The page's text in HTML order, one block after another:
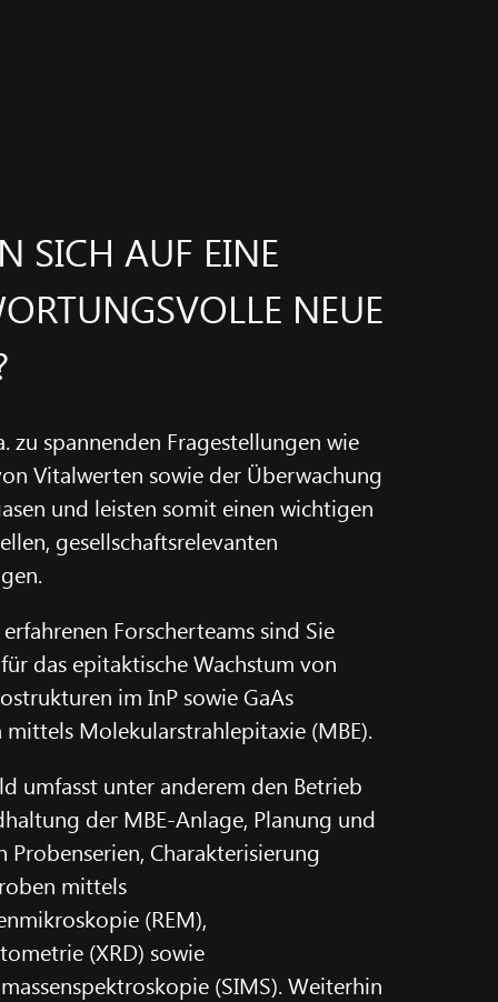
SICH AUF EINE
NEUE
zu spannenden Fragestellungen wie
Vitalwerten sowie der Überwachung
und leisten somit einen wichtigen
gesellschaftsrelevanten
erfahrenen Forscherteams sind Sie
das epitaktische Wachstum von
im InP sowie GaAs
Molekularstrahlepitaxie (MBE).
umfasst unter anderem den Betrieb
der MBE-Anlage, Planung und
Probenserien, Charakterisierung
mittels
(REM),
(XRD) sowie
(SIMS). Weiterhin